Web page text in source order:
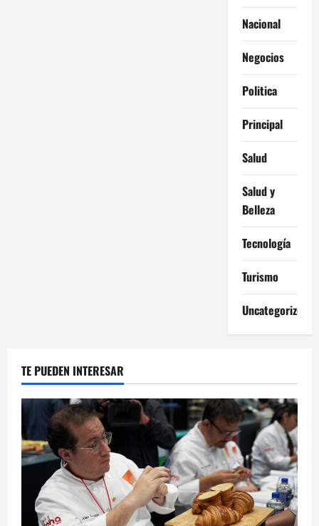
Nacional
Negocios
Politica
Principal
Salud
Salud y
Belleza
Tecnología
Turismo
Uncategorized
TE PUEDEN INTERESAR